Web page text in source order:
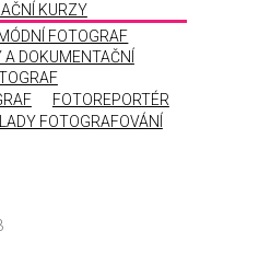
KURZY
FOTOGRAF
DOKUMENTAČNÍ
FOTOREPORTÉR
FOTOGRAFOVÁNÍ